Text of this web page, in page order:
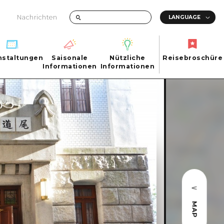
Nachrichten
City
Saisonale
Informationen
Informationen
Nützliche
Informationen
Informationen
FAQs
Foto-Download
Transportinformationen bei Katastrophen
Reisebroschüre
MAP